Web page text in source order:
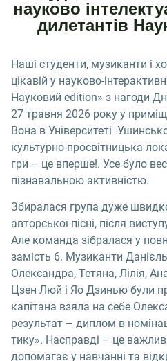
науково
дилетантів
Наші студенти, музиканти і
цікавій у науково-
Науковий edition» з нагоди
27 травня 2026 року у
Вона в Університеті
культурно-просвітницька
гри – це вперше!. Усе було
пізнавальною активністю.
Збиралася група дуже
авторської пісні, після
Але команда зібралася у
замість 6. Музиканти
Олександра, Тетяна, Лілія,
Цзен Люй і Яо Дзинью були
капітана взяла на себе
результат – диплом в
тику». Насправді – це
допомагає у навчанні та